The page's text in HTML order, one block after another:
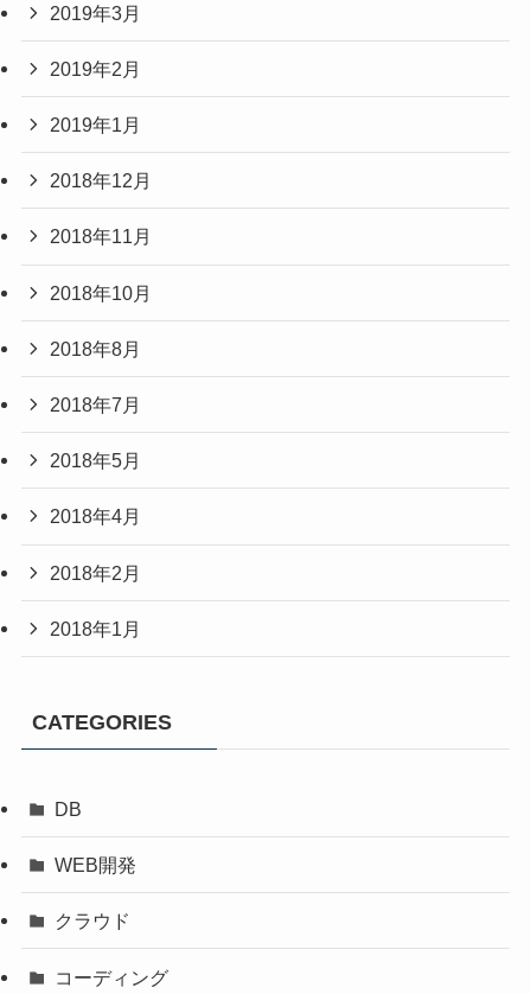
2019年3月
2019年2月
2019年1月
2018年12月
2018年11月
2018年10月
2018年8月
2018年7月
2018年5月
2018年4月
2018年2月
2018年1月
CATEGORIES
DB
WEB開発
クラウド
コーディング